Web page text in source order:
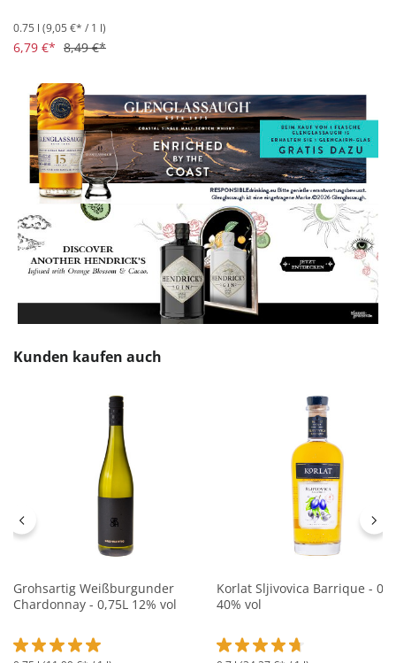
0.75 l (9,05 €* / 1 l)
6,79 €* 8,49 €*
Produktgalerie überspringen
Kunden kaufen auch
Grohsartig Weißburgunder
Chardonnay - 0,75L 12% vol
Korlat Sljivovica Barrique -
40% vol